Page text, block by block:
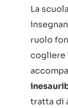
La
ruolo
cogliere
tratta di